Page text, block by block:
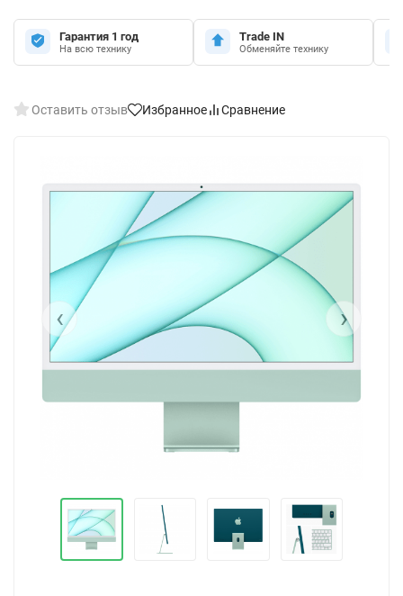
Гарантия 1 год
На всю технику
Trade IN
Обменяйте технику
Оставить отзыв Избранное Сравнение
‹ ›